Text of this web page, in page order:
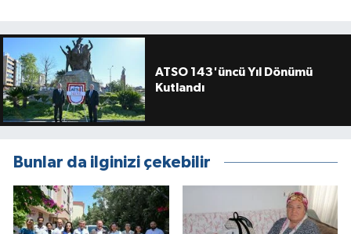
ATSO 143'üncü Yıl Dönümü
Kutlandı
Bunlar da ilginizi çekebilir